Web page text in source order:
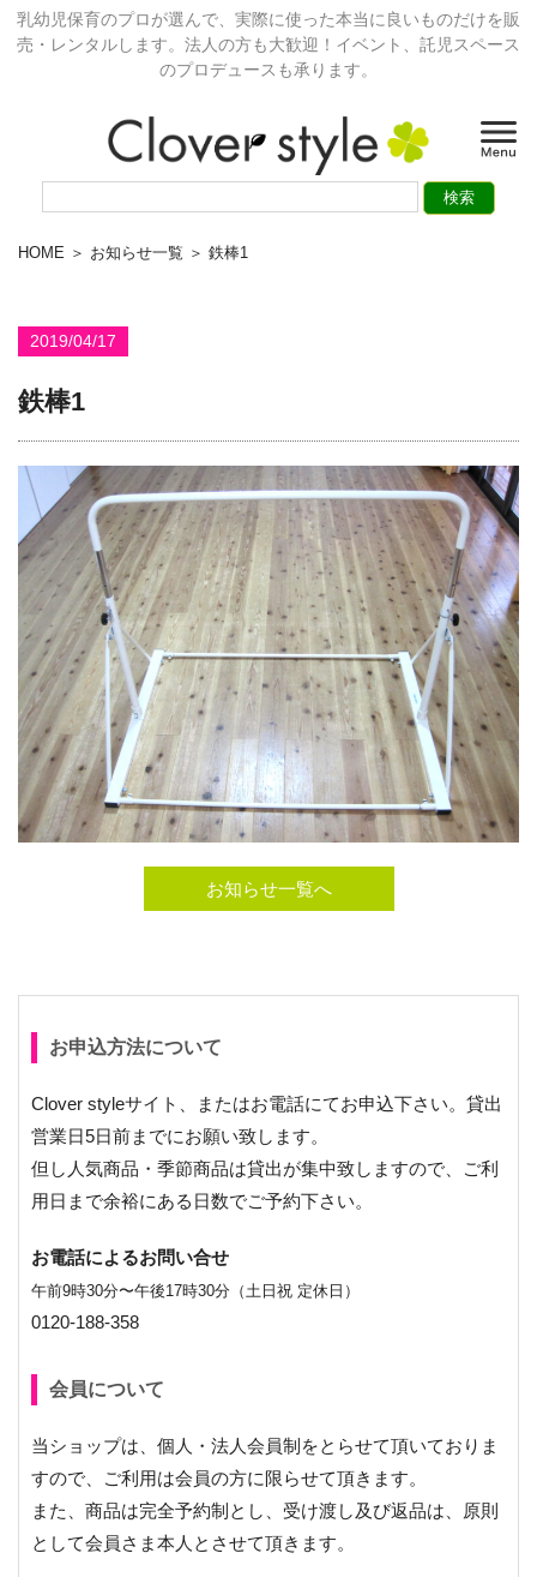
乳幼児保育のプロが選んで、実際に使った本当に良いものだけを販
売・レンタルします。法人の方も大歓迎！イベント、託児スペース
のプロデュースも承ります。
HOME ＞ お知らせ一覧 ＞ 鉄棒1
2019/04/17
鉄棒1
お知らせ一覧へ
お申込方法について
Clover styleサイト、またはお電話にてお申込下さい。貸出
営業日5日前までにお願い致します。
但し人気商品・季節商品は貸出が集中致しますので、ご利
用日まで余裕にある日数でご予約下さい。
お電話によるお問い合せ
午前9時30分〜午後17時30分（土日祝 定休日）
0120-188-358
会員について
当ショップは、個人・法人会員制をとらせて頂いておりま
すので、ご利用は会員の方に限らせて頂きます。
また、商品は完全予約制とし、受け渡し及び返品は、原則
として会員さま本人とさせて頂きます。